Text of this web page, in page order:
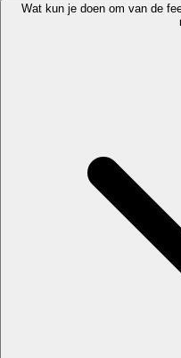
Wat kun je doen om van de